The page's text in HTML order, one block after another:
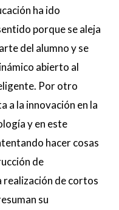
ha ido
porque se aleja
del alumno y se
abierto al
Por otro
a la innovación en la
y en este
hacer cosas
de
realización de cortos
su